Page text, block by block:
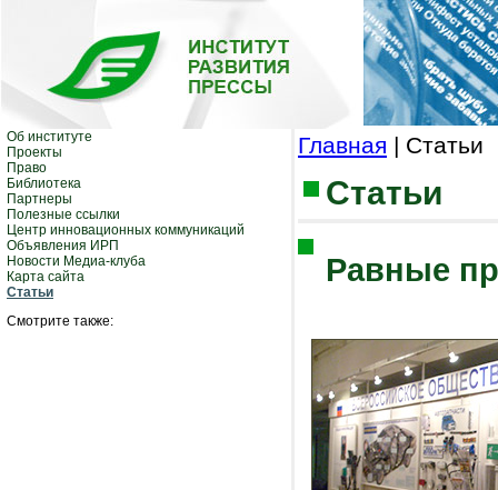
Об институте
Проекты
Право
Библиотека
Партнеры
Полезные ссылки
Центр инновационных коммуникаций
Объявления ИРП
Новости Медиа-клуба
Карта сайта
Статьи
Смотрите также:
Главная | Статьи
Статьи
Равные